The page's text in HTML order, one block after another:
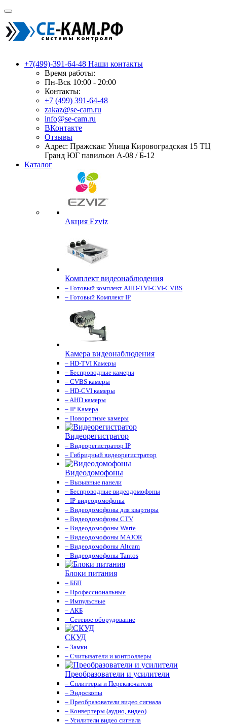
+7(499)-391-64-48 Наши контакты
Время работы:
Пн-Вск 10:00 - 20:00
Контакты:
+7 (499) 391-64-48
zakaz@se-cam.ru
info@se-cam.ru
ВКонтакте
Отзывы
Адрес: Пражская: Улица Кировоградская 15 ТЦ
Гранд ЮГ павильон А-08 / Б-12
Каталог
Акция Ezviz
Комплект видеонаблюдения
– Готовый комплект AHD-TVI-CVI-CVBS
– Готовый Комплект IP
Камера видеонаблюдения
– HD-TVI Камеры
– Беспроводные камеры
– CVBS камеры
– HD-CVI камеры
– AHD камеры
– IP Камера
– Поворотные камеры
Видеорегистратор
– Видеорегистратор IP
– Гибридный видеорегистратор
Видеодомофоны
– Вызывные панели
– Беспроводные видеодомофоны
– IP-видеодомофоны
– Видеодомофоны для квартиры
– Видеодомофоны CTV
– Видеодомофоны Warte
– Видеодомофоны MAJOR
– Видеодомофоны Altcam
– Видеодомофоны Tantos
Блоки питания
– ББП
– Профессиональные
– Импульсные
– АКБ
– Сетевое оборудование
СКУД
– Замки
– Считыватели и контроллеры
Преобразователи и усилители
– Сплиттеры и Переключатели
– Эндоскопы
– Преобразователи видео сигнала
– Конвертеры (аудио, видео)
– Усилители видео сигнала